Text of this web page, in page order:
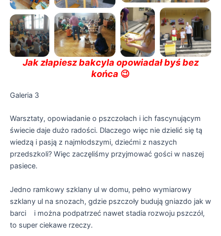
Jak złapiesz bakcyla opowiadał byś bez
końca 😉
Galeria 3
Warsztaty, opowiadanie o pszczołach i ich fascynującym
świecie daje dużo radości. Dlaczego więc nie dzielić się tą
wiedzą i pasją z najmłodszymi, dziećmi z naszych
przedszkoli? Więc zaczęliśmy przyjmować gości w naszej
pasiece.
Jedno ramkowy szklany ul w domu, pełno wymiarowy
szklany ul na snozach, gdzie pszczoły budują gniazdo jak w
barci i można podpatrzeć nawet stadia rozwoju pszczół,
to super ciekawe rzeczy.